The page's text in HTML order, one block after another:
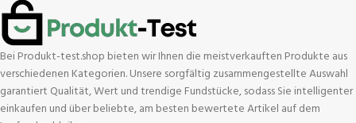
Bei Produkt-test.shop bieten wir Ihnen die meistverkauften Produkte aus
verschiedenen Kategorien. Unsere sorgfältig zusammengestellte Auswahl
garantiert Qualität, Wert und trendige Fundstücke, sodass Sie intelligenter
einkaufen und über beliebte, am besten bewertete Artikel auf dem